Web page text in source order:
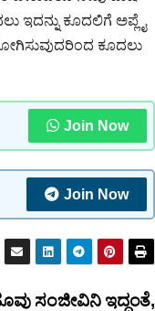
ಇದನ್ನು ಕೂದಲಿಗೆ ಅಪ್ಲೈ
ಕೂದಲು
Join Now
Join Now
ಸಂಜೀವಿನಿ ಇದ್ದಂತೆ,